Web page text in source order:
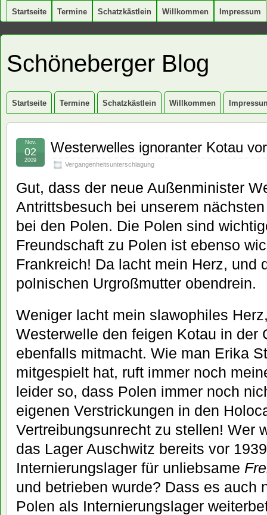
Startseite Termine Schatzkästlein Willkommen Impressum
Schöneberger Blog
Startseite Termine Schatzkästlein Willkommen
Westerwelles ignoranter Kotau
Vergangenheitsunterschlagung
Nov.
02
2009
Gut, dass der neue Außenminister
Antrittsbesuch bei unserem
bei den Polen. Die Polen sind
Freundschaft zu Polen ist ebenso
Frankreich! Da lacht mein Herz, und
polnischen Urgroßmutter obendrein.
Weniger lacht mein slawophiles
Westerwelle den feigen Kotau in der
ebenfalls mitmacht. Wie man Erika
mitgespielt hat, ruft immer noch
leider so, dass Polen immer noch
eigenen Verstrickungen in den
Vertreibungsunrecht zu stellen! Wer
das Lager Auschwitz bereits vor
Internierungslager für unliebsame
und betrieben wurde? Dass es auch
Polen als Internierungslager